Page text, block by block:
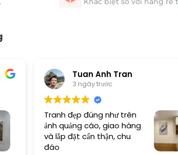
Tuan Anh Tran
3 ngày trước
Tranh đẹp đúng như trên
ảnh quảng cáo, giao hàng
và lắp đặt cẩn thận, chu
đáo